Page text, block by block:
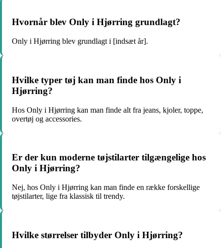
Hvornår blev Only i Hjørring grundlagt?
Only i Hjørring blev grundlagt i [indsæt år].
Hvilke typer tøj kan man finde hos Only i
Hjørring?
Hos Only i Hjørring kan man finde alt fra jeans, kjoler, toppe,
overtøj og accessories.
Er der kun moderne tøjstilarter tilgængelige hos
Only i Hjørring?
Nej, hos Only i Hjørring kan man finde en række forskellige
tøjstilarter, lige fra klassisk til trendy.
Hvilke størrelser tilbyder Only i Hjørring?